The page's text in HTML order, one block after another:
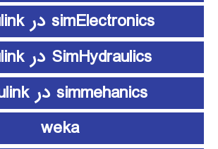
simElectronics در Simulink
SimHydraulics در simulink
simmehanics در simulink
weka